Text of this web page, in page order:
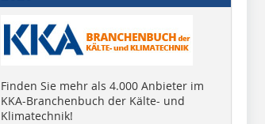
Finden Sie mehr als 4.000 Anbieter im
KKA-Branchenbuch der Kälte- und
Klimatechnik!